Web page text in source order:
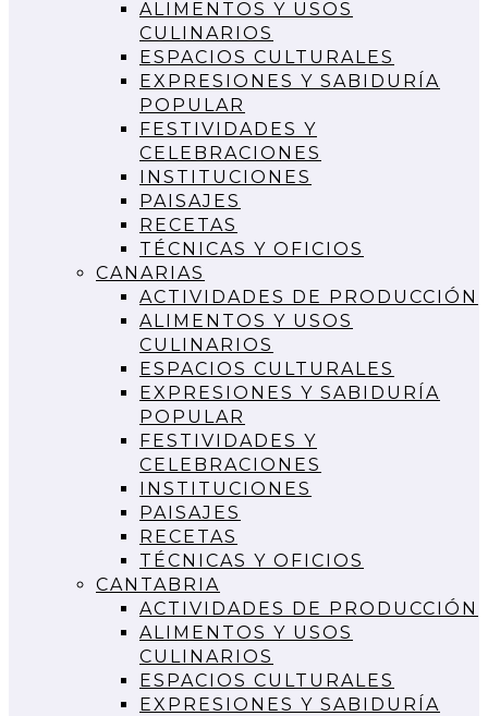
ALIMENTOS Y USOS
CULINARIOS
ESPACIOS CULTURALES
EXPRESIONES Y SABIDURÍA
POPULAR
FESTIVIDADES Y
CELEBRACIONES
INSTITUCIONES
PAISAJES
RECETAS
TÉCNICAS Y OFICIOS
CANARIAS
ACTIVIDADES DE PRODUCCIÓN
ALIMENTOS Y USOS
CULINARIOS
ESPACIOS CULTURALES
EXPRESIONES Y SABIDURÍA
POPULAR
FESTIVIDADES Y
CELEBRACIONES
INSTITUCIONES
PAISAJES
RECETAS
TÉCNICAS Y OFICIOS
CANTABRIA
ACTIVIDADES DE PRODUCCIÓN
ALIMENTOS Y USOS
CULINARIOS
ESPACIOS CULTURALES
EXPRESIONES Y SABIDURÍA